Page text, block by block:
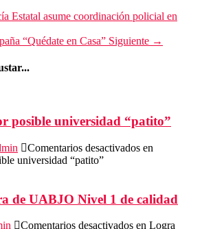
Estatal asume coordinación policial en
“Quédate en Casa” Siguiente →
posible universidad “patito”
Comentarios desactivados en
universidad “patito”
de UABJO Nivel 1 de calidad
Comentarios desactivados en Logra